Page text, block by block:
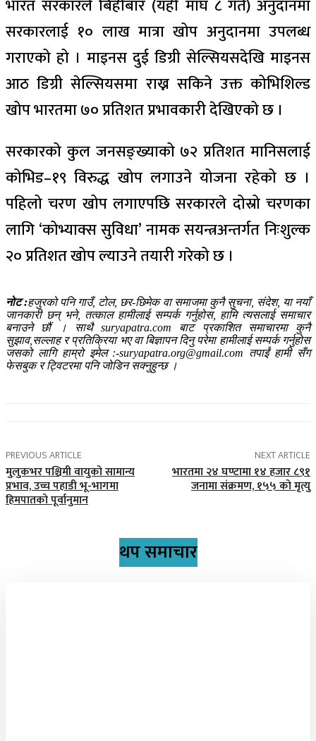
भारत सरकारले बिहीबार (यही माघ ८ गते) अनुदानमा
सरकारलाई १० लाख मात्रा खोप अनुदानमा उपलब्ध
गराएको हो । माइनस दुई डिग्री सेल्सियसदेखि माइनस
आठ डिग्री सेल्सियसमा राख्न सकिने उक्त कोभिशिल्ड
खोप भारतमा ७० प्रतिशत प्रभावकारी देखिएको छ ।
सरकारको कुल जनसङ्ख्याको ७२ प्रतिशत मानिसलाई
कोभिड–१९ विरुद्ध खोप लगाउने योजना रहेको छ ।
पहिलो चरण खोप लगाएपछि सरकारले दोस्रो चरणका
लागि ‘कोभ्याक्स सुविधा’ नामक सयन्त्रअन्तर्गत निःशुल्क
२० प्रतिशत खोप ल्याउने तयारी गरेको छ ।
नोट :हजुरको पनि गाउँ, टोल, छर-छिमेक वा समाजमा कुनै सुचना, संदेश, या नयाँ
जानकारी छन् भने, तत्काल हामीलाई सम्पर्क गर्नुहोस, हामि त्यसलाई समाचार
बनाउने छौं । साथै suryapatra.com बाट प्रकाशित समाचारमा कुनै
सुझाव,सल्लाह र प्रतिक्रिया भए वा बिज्ञापन दिनु परेमा हामीलाई सम्पर्क गर्नुहोस
जसको लागि हाम्रो इमेल :-suryapatra.org@gmail.com तपाईं हामी सँग
फेसबुक र ट्विटरमा पनि जोडिन सक्नुहुन्छ ।
PREVIOUS ARTICLE
मुलुकभर पश्चिमी वायुको सामान्य
प्रभाव, उच्च पहाडी भू-भागमा
हिमपातको पूर्वानुमान
NEXT ARTICLE
भारतमा २४ घण्टामा १४ हजार ८९१
जनामा संक्रमण, १५५ को मृत्यु
थप समाचार